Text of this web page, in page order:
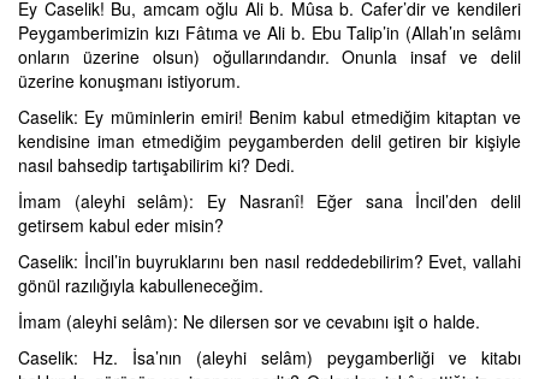
Ey Caselik! Bu, amcam oğlu Ali b. Mûsa b. Cafer’dir ve kendileri
Peygamberimizin kızı Fâtıma ve Ali b. Ebu Talip’in (Allah’ın selâmı
onların üzerine olsun) oğullarındandır. Onunla insaf ve delil
üzerine konuşmanı istiyorum.
Caselik: Ey müminlerin emiri! Benim kabul etmediğim kitaptan ve
kendisine iman etmediğim peygamberden delil getiren bir kişiyle
nasıl bahsedip tartışabilirim ki? Dedi.
İmam (aleyhi selâm): Ey Nasranî! Eğer sana İncil’den delil
getirsem kabul eder misin?
Caselik: İncil’in buyruklarını ben nasıl reddedebilirim? Evet, vallahi
gönül razılığıyla kabulleneceğim.
İmam (aleyhi selâm): Ne dilersen sor ve cevabını işit o halde.
Caselik: Hz. İsa’nın (aleyhi selâm) peygamberliği ve kitabı